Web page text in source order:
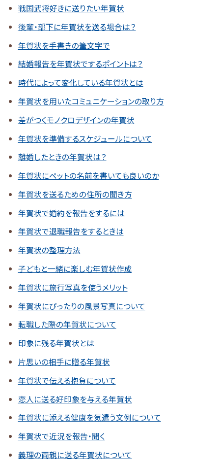
戦国武将好きに送りたい年賀状
後輩・部下に年賀状を送る場合は？
年賀状を手書きの筆文字で
結婚報告を年賀状でするポイントは？
時代によって変化している年賀状とは
年賀状を用いたコミュニケーションの取り方
差がつくモノクロデザインの年賀状
年賀状を準備するスケジュールについて
離婚したときの年賀状は？
年賀状にペットの名前を書いても良いのか
年賀状を送るための住所の聞き方
年賀状で婚約を報告をするには
年賀状で退職報告をするときは
年賀状の整理方法
子どもと一緒に楽しむ年賀状作成
年賀状に旅行写真を使うメリット
年賀状にぴったりの風景写真について
転職した際の年賀状について
印象に残る年賀状とは
片思いの相手に贈る年賀状
年賀状で伝える抱負について
恋人に送る好印象を与える年賀状
年賀状に添える健康を気遣う文例について
年賀状で近況を報告・聞く
義理の両親に送る年賀状について